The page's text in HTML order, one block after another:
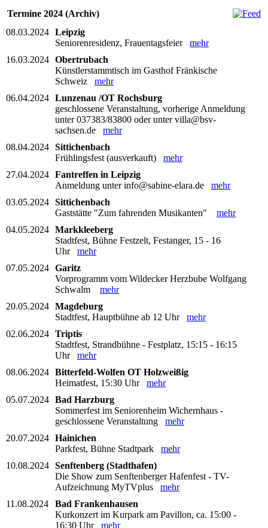
Termine 2024 (Archiv)
08.03.2024 Leipzig
Seniorenresidenz, Frauentagsfeier mehr
16.03.2024 Obertrubach
Künstlerstammtisch im Gasthof Fränkische
Schweiz mehr
06.04.2024 Lunzenau /OT Rochsburg
geschlossene Veranstaltung, vorherige Anmeldung
unter 037383/83800 oder unter villa@bsv-
sachsen.de mehr
08.04.2024 Sittichenbach
Frühlingsfest (ausverkauft) mehr
27.04.2024 Fantreffen in Leipzig
Anmeldung unter info@sabine-elara.de mehr
03.05.2024 Sittichenbach
Gaststätte "Zum fahrenden Musikanten" mehr
04.05.2024 Markkleeberg
Stadtfest, Bühne Festzelt, Festanger, 15 - 16
Uhr mehr
07.05.2024 Garitz
Vorprogramm vom Wildecker Herzbube Wolfgang
Schwalm mehr
20.05.2024 Magdeburg
Stadtfest, Hauptbühne ab 12 Uhr mehr
02.06.2024 Triptis
Stadtfest, Strandbühne - Festplatz, 15:15 - 16:15
Uhr mehr
08.06.2024 Bitterfeld-Wolfen OT Holzweißig
Heimatfest, 15:30 Uhr mehr
05.07.2024 Bad Harzburg
Sommerfest im Seniorenheim Wichernhaus -
geschlossene Veranstaltung mehr
20.07.2024 Hainichen
Parkfest, Bühne Stadtpark mehr
10.08.2024 Senftenberg (Stadthafen)
Die Show zum Senftenberger Hafenfest - TV-
Aufzeichnung MyTVplus mehr
11.08.2024
Bad Frankenhausen
Kurkonzert im Kurpark am Pavillon, ca. 15:00 -
16:30 Uhr mehr